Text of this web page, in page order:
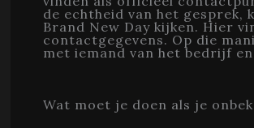
de echtheid van het gesprek,
Brand New Day kijken. Hier
contactgegevens. Op die
met iemand van het bedrijf
Wat moet je doen als je